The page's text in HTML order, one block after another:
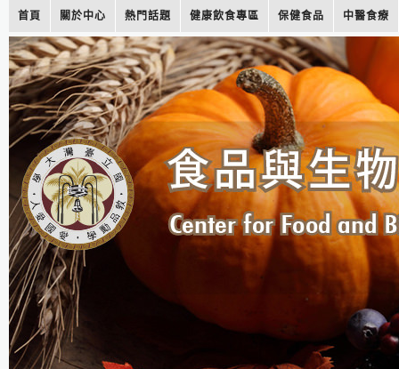
首頁 關於中心 熱門話題 健康飲食專區 保健食品 中醫食療